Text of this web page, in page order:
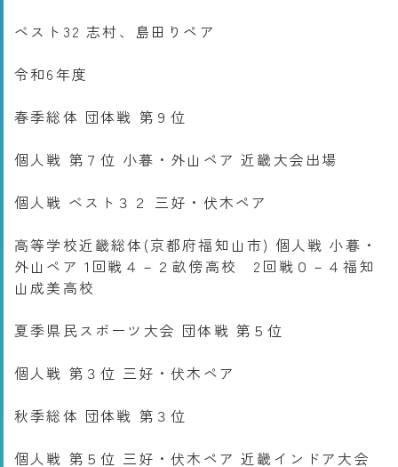
ベスト32 志村、島田りペア
令和6年度
春季総体 団体戦 第９位
個人戦 第７位 小暮・外山ペア 近畿大会出場
個人戦 ベスト３２ 三好・伏木ペア
高等学校近畿総体(京都府福知山市) 個人戦 小暮・
外山ペア 1回戦４－２畝傍高校 2回戦０－４福知
山成美高校
夏季県民スポーツ大会 団体戦 第５位
個人戦 第３位 三好・伏木ペア
秋季総体 団体戦 第３位
個人戦 第５位 三好・伏木ペア 近畿インドア大会